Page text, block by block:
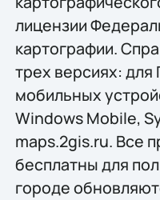
лицензии
картографии.
трех версиях:
мобильных
Windows Mobile,
maps.2gis.ru. Все
бесплатны для
городе